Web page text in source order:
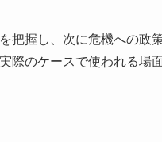
把握し、次に危機への政
際のケースで使われる場